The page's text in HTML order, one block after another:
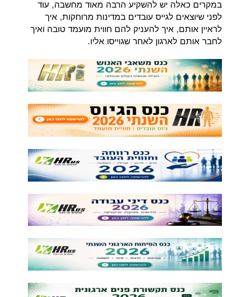
במקרים כאלה יש להשקיע הרבה מאוד מחשבה, עוד
לפני שיוצאים לגייס עובדים במדינות מרוחקות, איך
לראיין אותם, איך להעניק להם חווית מועמד טובה ואיך
לחבר אותם לארגון לאחר שגוייסו אליו.